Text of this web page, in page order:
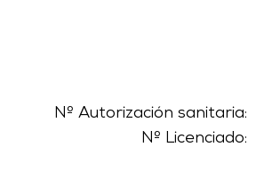
Nº Autorización sanitaria:
Nº Licenciado: